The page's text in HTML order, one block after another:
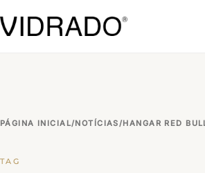
PÁGINA INICIAL/NOTÍCIAS/HANGAR RED
TAG